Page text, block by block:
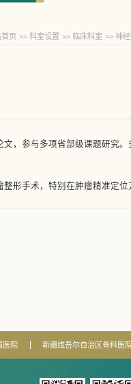
首页 >> 科室设置 >> 临床科室 >> 神
，参与多项省部级课题研究。
形手术，特别在肿瘤精准定位
医院 新疆维吾尔自治区骨科医